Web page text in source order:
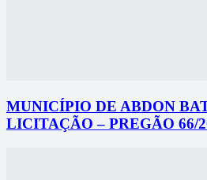
MUNICÍPIO DE ABDON
LICITAÇÃO – PREGÃO 66/